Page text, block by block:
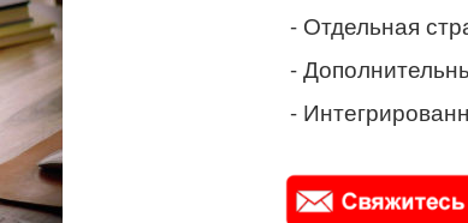
- Отдельная
-
-